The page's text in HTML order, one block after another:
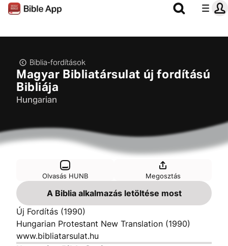
Biblia-fordítások
Magyar Bibliatársulat új fordítású
Bibliája
Hungarian
Olvasás HUNB Megosztás
A Biblia alkalmazás letöltése most
Új Fordítás (1990)
Hungarian Protestant New Translation (1990)
www.bibliatarsulat.hu